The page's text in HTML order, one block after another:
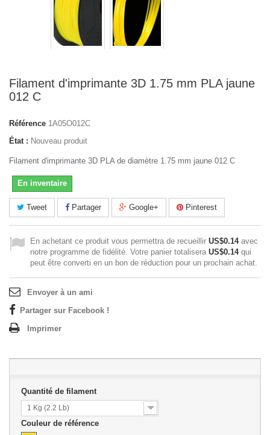
Filament d'imprimante 3D 1.75 mm PLA jaune
012 C
Référence 1A05O012C
État : Nouveau produit
Filament d'imprimante 3D PLA de diamètre 1.75 mm jaune 012 C
En inventaire
Tweet Partager Google+ Pinterest
En achetant ce produit vous permettra de recueillir US$0.14avec
notre programme de fidélité. Votre panier totalisera US$0.14qui
peut être converti en un bon de réduction pour un prochain achat.
Envoyer à un ami
Partager sur Facebook !
Imprimer
Quantité de filament
1 Kg (2.2 Lb)
Couleur de référence